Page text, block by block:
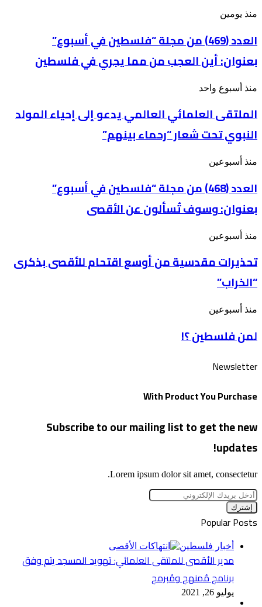
العدد
من
مجلة
“فلسطين
في
بعنوان: أين
من
يجري
فلسطين
منذ يومين
العدد (469) من مجلة “فلسطين في أسبوع”
بعنوان: أين العجب من مما يجري في فلسطين
الملتقى
العالمي
يدعو
إلى
إحياء
المولد
النبوي
شعار
بينهم”
منذ أسبوع واحد
الملتقى العلمائي العالمي يدعو إلى إحياء المولد
النبوي تحت شعار “رحماء بينهم”
العدد
من
مجلة
“فلسطين
في
بعنوان: وسوف
عن
الأقصى
منذ أسبوعين
العدد (468) من مجلة “فلسطين في أسبوع”
بعنوان: وسوف تُسألون عن الأقصى
تحذيرات
من
أوسع
اقتحام
للأقصى
بذكرى
“الخراب”
منذ أسبوعين
تحذيرات مقدسية من أوسع اقتحام للأقصى بذكرى
“الخراب”
لمن
؟!
منذ أسبوعين
لمن فلسطين ؟!
Newsletter
With Product You Purchase
Subscribe to our mailing list to get the new
updates!
Lorem ipsum dolor sit amet, consectetur.
أدخل
بريدك
الإلكتروني
Popular Posts
أخبار فلسطين
مدير الأقصى للملتقى العلمائي: تهويد المسجد يتم وفق
برنامج مُمنهج ومُبرمج
يوليو 26, 2021